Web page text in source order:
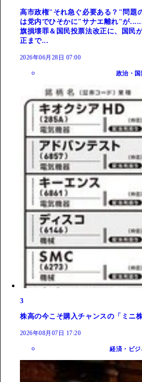
高市政権"それ急ぐ必要ある？"問題
は党内でひそかに"サナエ離れ"が
旗損壊罪＆国民投票法改正に、国民
正まで...
2026年06月28日 07:00
政治・国
3
株高の今こそ購入チャンスの「ミニ
2026年08月07日 17:20
経済・ビジ